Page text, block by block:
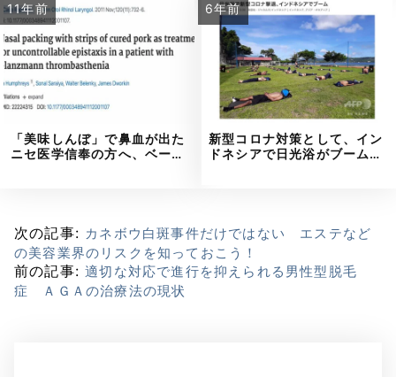
11年前
「美味しんぼ」で鼻血が出た
ニセ医学信奉の方へ、ベー…
6年前
新型コロナ対策として、イン
ドネシアで日光浴がブーム…
次の記事: カネボウ白斑事件だけではない エステなど
の美容業界のリスクを知っておこう！
前の記事:適切な対応で進行を抑えられる男性型脱毛
症 ＡＧＡの治療法の現状